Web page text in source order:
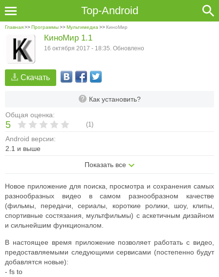
Top-Android
Главная>>Программы>>Мультимедиа >> КиноМир
Скачать
Как установить?
Общая оценка:
5 (1)
Android версии:
2.1 и выше
Показать все
КиноМир 1.1
16 октября 2017 - 18:35. Обновлено
Новое приложение для поиска, просмотра и сохранения самых
разнообразных видео в самом разнообразном качестве
(фильмы, передачи, сериалы, короткие ролики, шоу, клипы,
спортивные состязания, мультфильмы) с аскетичным дизайном
и сильнейшим функционалом.
В настоящее время приложение позволяет работать с видео,
предоставляемыми следующими сервисами (постепенно будут
добавлятся новые):
- fs to